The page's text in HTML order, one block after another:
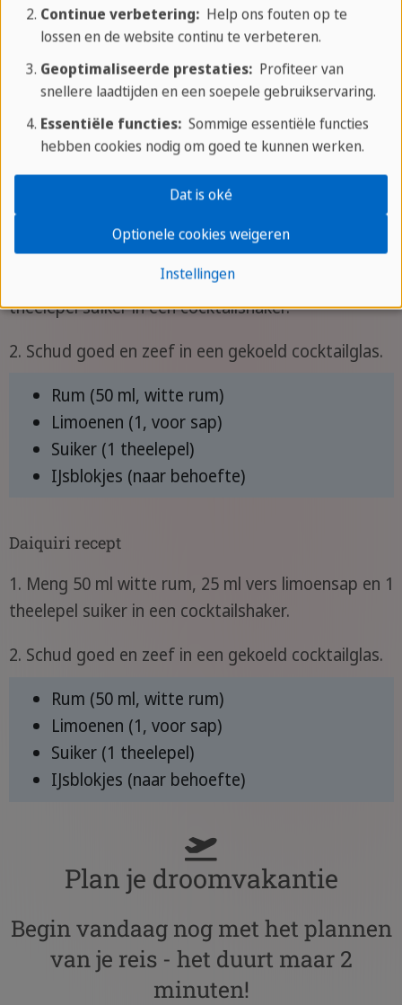
2. voeg een scheutje limoensap en een schijfje
limoen toe om het drankje af te maken.
Rum (50 ml, witte rum)
Cola (150-200 ml)
Limoenen (1-2, voor sap en schijfjes)
IJsblokjes (naar behoefte)
Daiquiri recept
1. Meng 50 ml witte rum, 25 ml vers limoensap en 1
theelepel suiker in een cocktailshaker.
2. Schud goed en zeef in een gekoeld cocktailglas.
Rum (50 ml, witte rum)
Limoenen (1, voor sap)
Suiker (1 theelepel)
IJsblokjes (naar behoefte)
Daiquiri recept
1. Meng 50 ml witte rum, 25 ml vers limoensap en 1
theelepel suiker in een cocktailshaker.
2. Schud goed en zeef in een gekoeld cocktailglas.
Rum (50 ml, witte rum)
Limoenen (1, voor sap)
Suiker (1 theelepel)
IJsblokjes (naar behoefte)
Plan je droomvakantie
Begin vandaag nog met het plannen
van je reis - het duurt maar 2
minuten!
Continue verbetering:Help ons fouten op te
lossen en de website continu te verbeteren.
Geoptimaliseerde prestaties:Profiteer van
snellere laadtijden en een soepele gebruikservaring.
Essentiële functies:Sommige essentiële functies
hebben cookies nodig om goed te kunnen werken.
Instellingen
Optionele cookies weigeren
Dat is oké